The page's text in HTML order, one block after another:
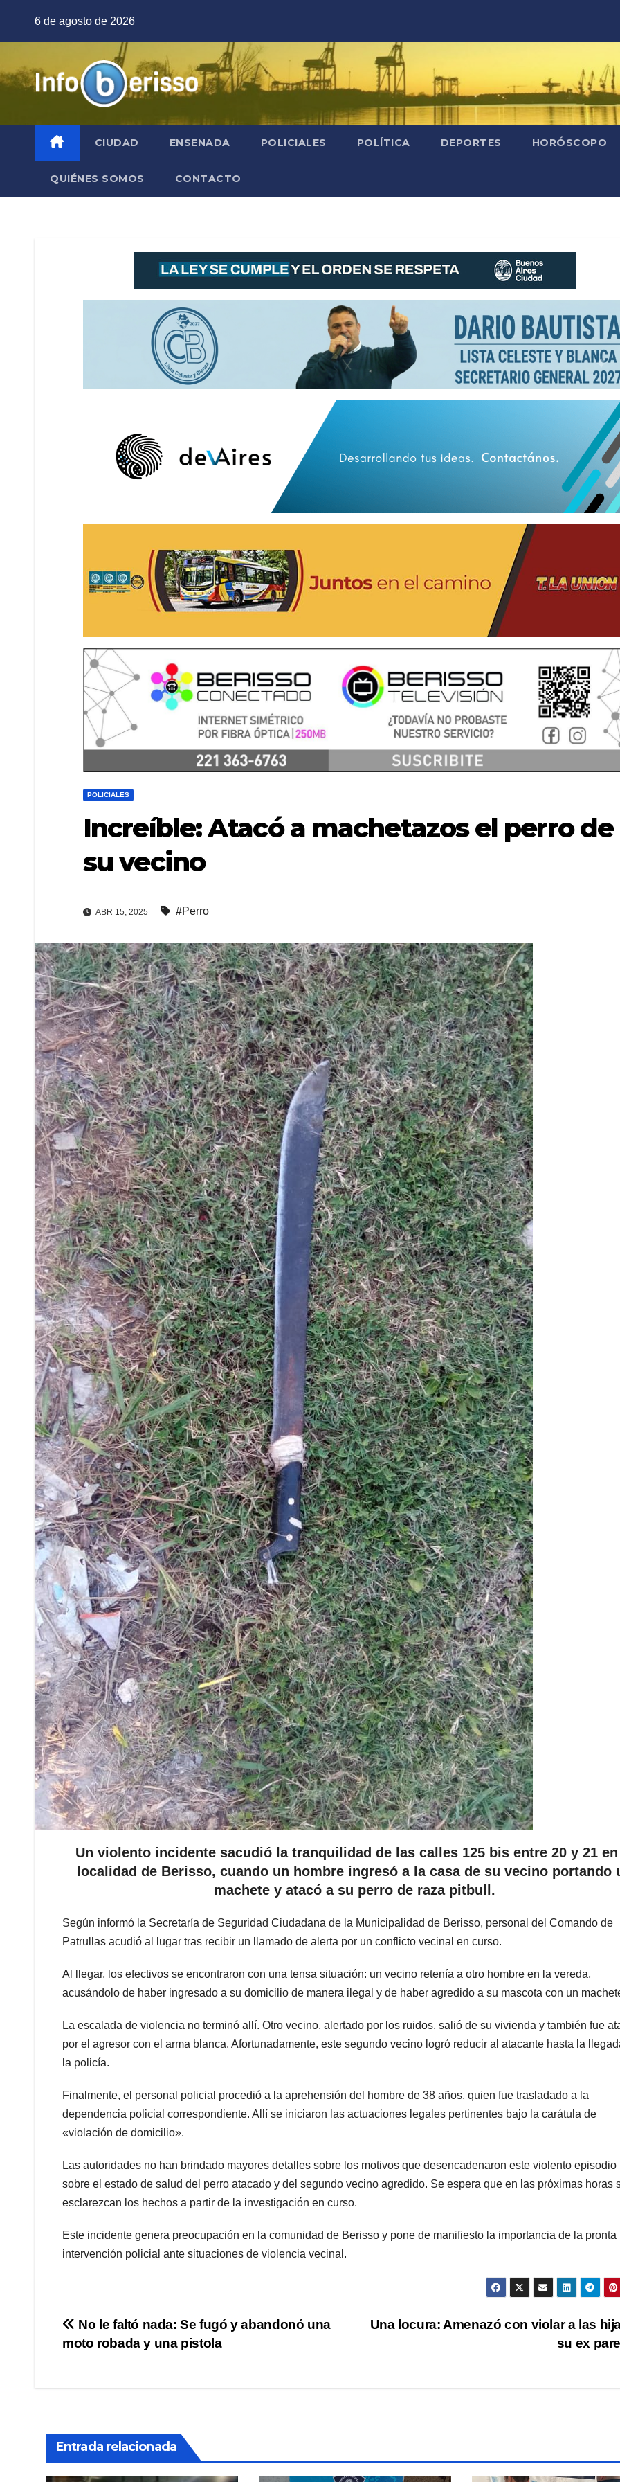
6 de agosto de 2026
CIUDAD ENSENADA POLICIALES POLÍTICA DEPORTES HORÓSCOPO
QUIÉNES SOMOS CONTACTO
POLICIALES
Increíble: Atacó a machetazos el perro de
su vecino
ABR 15, 2025 #Perro
Un violento incidente sacudió la tranquilidad de las calles 125 bis entre 20 y 21
localidad de Berisso, cuando un hombre ingresó a la casa de su vecino portando
machete y atacó a su perro de raza pitbull.
Según informó la Secretaría de Seguridad Ciudadana de la Municipalidad de Berisso, personal del Comando de
Patrullas acudió al lugar tras recibir un llamado de alerta por un conflicto vecinal en curso.
Al llegar, los efectivos se encontraron con una tensa situación: un vecino retenía a otro hombre en la vereda,
acusándolo de haber ingresado a su domicilio de manera ilegal y de haber agredido a su mascota con un
La escalada de violencia no terminó allí. Otro vecino, alertado por los ruidos, salió de su vivienda y también fue
por el agresor con el arma blanca. Afortunadamente, este segundo vecino logró reducir al atacante hasta la
la policía.
Finalmente, el personal policial procedió a la aprehensión del hombre de 38 años, quien fue trasladado a la
dependencia policial correspondiente. Allí se iniciaron las actuaciones legales pertinentes bajo la carátula de
«violación de domicilio».
Las autoridades no han brindado mayores detalles sobre los motivos que desencadenaron este violento episodio
sobre el estado de salud del perro atacado y del segundo vecino agredido. Se espera que en las próximas horas
esclarezcan los hechos a partir de la investigación en curso.
Este incidente genera preocupación en la comunidad de Berisso y pone de manifiesto la importancia de la pronta
intervención policial ante situaciones de violencia vecinal.
Navegación
Una locura: Amenazó con violar a las
su ex
No le faltó nada: Se fugó y abandonó una
moto robada y una pistola
Entrada relacionada